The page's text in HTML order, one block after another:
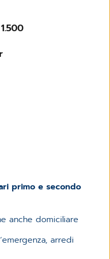
1.500
primo e secondo
anche domiciliare
arredi